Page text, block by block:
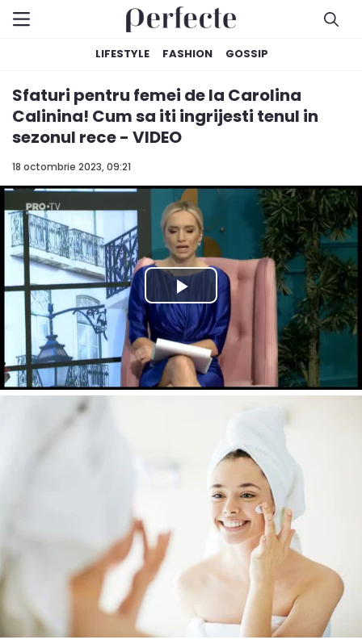
LIFESTYLE FASHION GOSSIP
18 octombrie 2023, 09:21
Sfaturi pentru femei de la Carolina
Calinina! Cum sa iti ingrijesti tenul in
sezonul rece - VIDEO